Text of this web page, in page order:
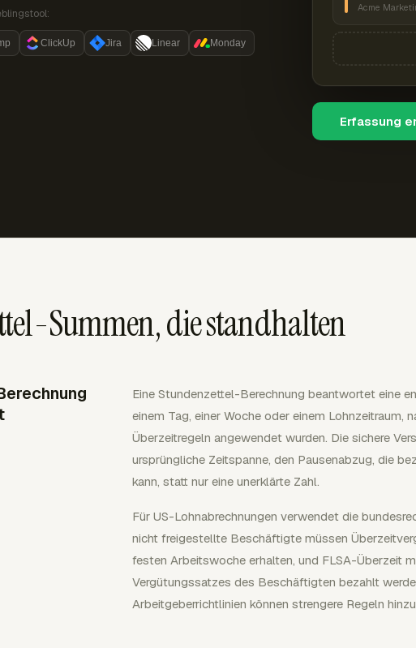
ClickUp Jira Linear Monday
Acme
Erfassung
Summen, die standhalten
Eine Stundenzettel-Berechnung beantwortet eine
einem Tag, einer Woche oder einem Lohnzeitraum,
Überzeitregeln angewendet wurden. Die sichere
ursprüngliche Zeitspanne, den Pausenabzug, die
kann, statt nur eine unerklärte Zahl.
Für US-Lohnabrechnungen verwendet die
nicht freigestellte Beschäftigte müssen
festen Arbeitswoche erhalten, und FLSA-Überzeit
Vergütungssatzes des Beschäftigten bezahlt
Arbeitgeberrichtlinien können strengere Regeln